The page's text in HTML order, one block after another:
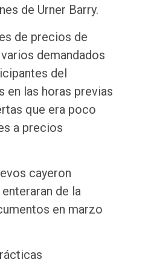
de Urner Barry.
de precios de
demandados
del
en las horas previas
que era poco
a precios
cayeron
de la
en marzo